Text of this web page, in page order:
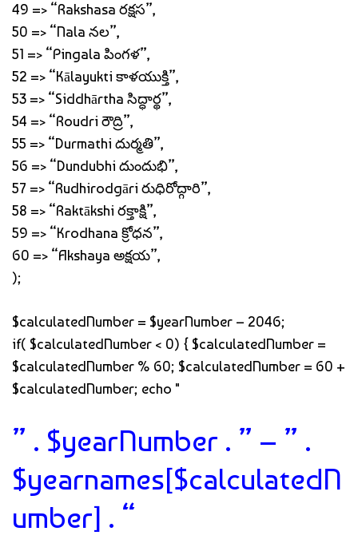
49 => “Rakshasa రక్షస”,
50 => “Nala నల”,
51 => “Pingala పింగళ”,
52 => “Kālayukti కాళయుక్తి”,
53 => “Siddhārtha సిద్ధార్థ”,
54 => “Roudri రౌద్రి”,
55 => “Durmathi దుర్మతి”,
56 => “Dundubhi దుందుభి”,
57 => “Rudhirodgāri రుధిరోద్గారి”,
58 => “Raktākshi రక్తాక్షి”,
59 => “Krodhana క్రోధన”,
60 => “Akshaya అక్షయ”,
);
$calculatedNumber = $yearNumber – 2046;
if( $calculatedNumber < 0) { $calculatedNumber =
$calculatedNumber % 60; $calculatedNumber = 60 +
$calculatedNumber; echo "
” . $yearNumber . ” – ” .
$yearnames[$calculatedN
umber] . “